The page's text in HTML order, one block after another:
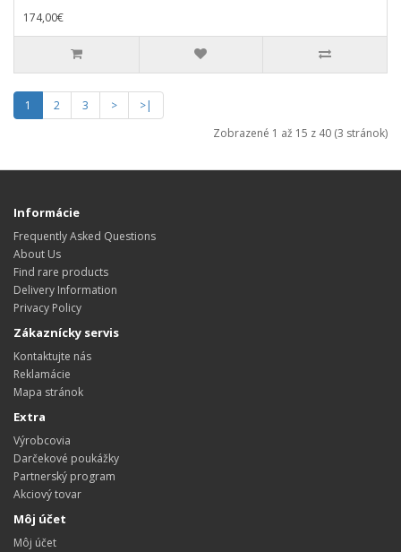
174,00€
1 2 3 >
>|
Zobrazené 1 až 15 z 40 (3 stránok)
Informácie
Frequently Asked Questions
About Us
Find rare products
Delivery Information
Privacy Policy
Zákaznícky servis
Kontaktujte nás
Reklamácie
Mapa stránok
Extra
Výrobcovia
Darčekové poukážky
Partnerský program
Akciový tovar
Môj účet
Môj účet